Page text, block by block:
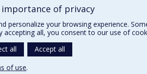
of privacy
personalize your browsing experience.
accepting all, you consent to our use of
all
Accept all
of use.